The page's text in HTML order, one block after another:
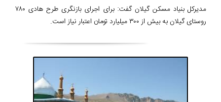
مدیرکل بنیاد مسکن گیلان گفت: برای اجرای بازنگری طرح هادی ۷۸۰
روستای گیلان به بیش از ۳۰۰ میلیارد تومان اعتبار نیاز است.